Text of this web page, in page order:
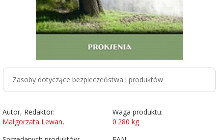
Zasoby dotyczące bezpieczeństwa i produktów
Autor, Redaktor:
Małgorzata Lewan,
Waga produktu:
0.280 kg